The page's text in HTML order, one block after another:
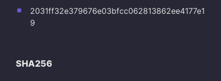
2031ff32e379676e03bfcc062813862ee4177e1
9
SHA256